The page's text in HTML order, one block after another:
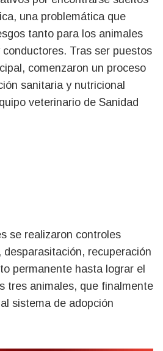
una problemática que
tanto para los animales
Tras ser puestos
comenzaron un proceso
sanitaria y nutricional
veterinario de Sanidad
se realizaron controles
recuperación
permanente hasta lograr el
tres animales, que finalmente
sistema de adopción